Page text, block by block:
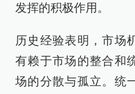
发挥的积极作用。
历史经验表明，市场
有赖于市场的整合和
场的分散与孤立。统